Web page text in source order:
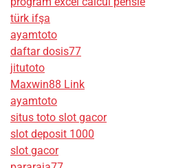
türk ifşa
ayamtoto
daftar dosis77
jitutoto
Maxwin88 Link
ayamtoto
situs toto slot gacor
slot deposit 1000
slot gacor